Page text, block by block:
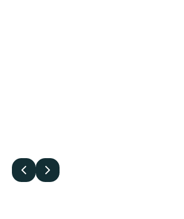
Edellinen
Seuraava